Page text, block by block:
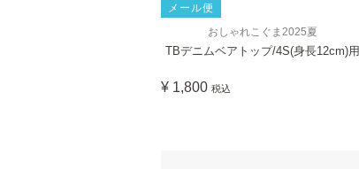
メール便
おしゃれこぐま2025夏
TBデニムベアトップ/4S(身長12cm)用
¥ 1,800 税込